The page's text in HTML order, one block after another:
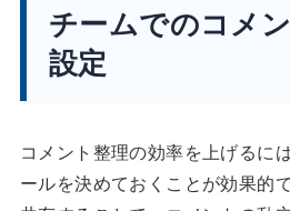
チームでのコメ
設定
コメント整理の効率を上げるに
ールを決めておくことが効果的